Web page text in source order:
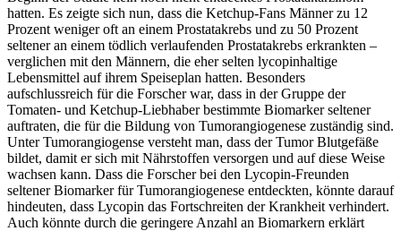
hatten. Es zeigte sich nun, dass die Ketchup-Fans Männer zu 12
Prozent weniger oft an einem Prostatakrebs und zu 50 Prozent
seltener an einem tödlich verlaufenden Prostatakrebs erkrankten –
verglichen mit den Männern, die eher selten lycopinhaltige
Lebensmittel auf ihrem Speiseplan hatten. Besonders
aufschlussreich für die Forscher war, dass in der Gruppe der
Tomaten- und Ketchup-Liebhaber bestimmte Biomarker seltener
auftraten, die für die Bildung von Tumorangiogenese zuständig sind.
Unter Tumorangiogense versteht man, dass der Tumor Blutgefäße
bildet, damit er sich mit Nährstoffen versorgen und auf diese Weise
wachsen kann. Dass die Forscher bei den Lycopin-Freunden
seltener Biomarker für Tumorangiogenese entdeckten, könnte darauf
hindeuten, dass Lycopin das Fortschreiten der Krankheit verhindert.
Auch könnte durch die geringere Anzahl an Biomarkern erklärt